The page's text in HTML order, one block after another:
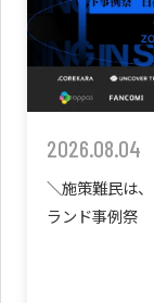
2026.08.04
＼施策難民は
ランド事例祭